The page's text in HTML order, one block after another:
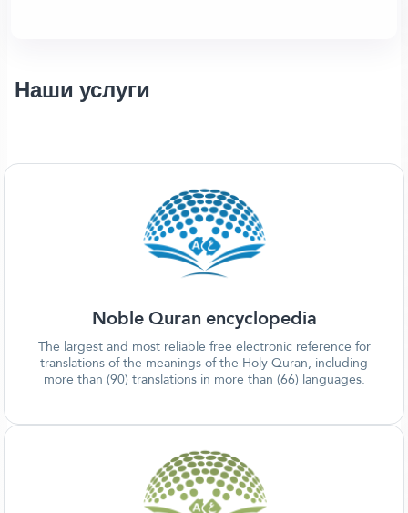
Наши услуги
Noble Quran encyclopedia
The largest and most reliable free electronic reference for
translations of the meanings of the Holy Quran, including
more than (90) translations in more than (66) languages.